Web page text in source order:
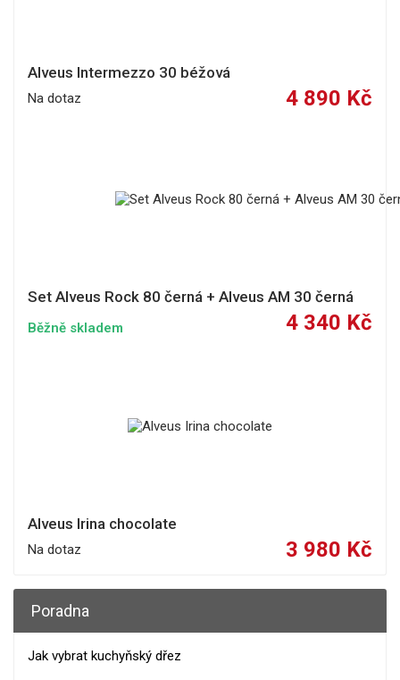
Alveus Intermezzo 30 béžová
Na dotaz 4 890 Kč
Set Alveus Rock 80 černá + Alveus AM 30 černá
Běžně skladem 4 340 Kč
Alveus Irina chocolate
Na dotaz 3 980 Kč
Poradna
Jak vybrat kuchyňský dřez